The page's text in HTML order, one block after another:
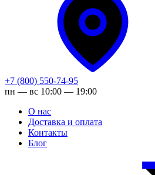
+7 (800) 550-74-95
пн — вс 10:00 — 19:00
О нас
Доставка и оплата
Контакты
Блог